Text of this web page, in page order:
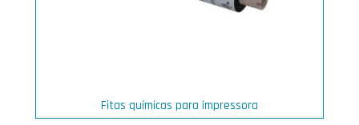
Fitas químicas para impressora